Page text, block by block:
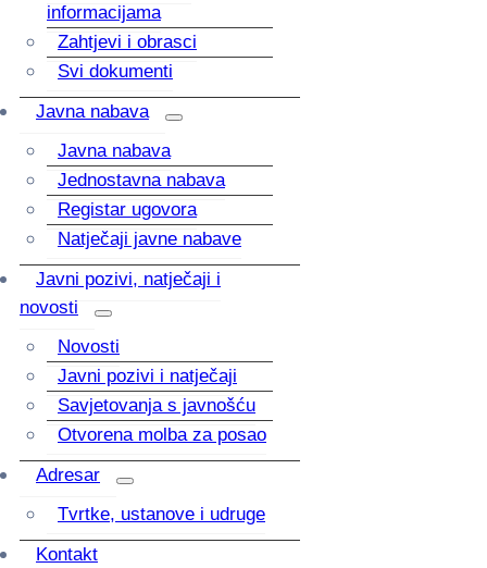
informacijama
Zahtjevi i obrasci
Svi dokumenti
Javna nabava
Javna nabava
Jednostavna nabava
Registar ugovora
Natječaji javne nabave
Javni pozivi, natječaji i
novosti
Novosti
Javni pozivi i natječaji
Savjetovanja s javnošću
Otvorena molba za posao
Adresar
Tvrtke, ustanove i udruge
Kontakt